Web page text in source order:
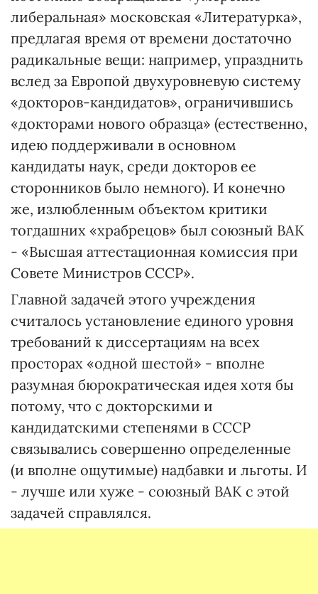
либеральная» московская «Литературка»,
предлагая время от времени достаточно
радикальные вещи: например, упразднить
вслед за Европой двухуровневую систему
«докторов-кандидатов», ограничившись
«докторами нового образца» (естественно,
идею поддерживали в основном
кандидаты наук, среди докторов ее
сторонников было немного). И конечно
же, излюбленным объектом критики
тогдашних «храбрецов» был союзный ВАК
- «Высшая аттестационная комиссия при
Совете Министров СССР».
Главной задачей этого учреждения
считалось установление единого уровня
требований к диссертациям на всех
просторах «одной шестой» - вполне
разумная бюрократическая идея хотя бы
потому, что с докторскими и
кандидатскими степенями в СССР
связывались совершенно определенные
(и вполне ощутимые) надбавки и льготы. И
- лучше или хуже - союзный ВАК с этой
задачей справлялся.